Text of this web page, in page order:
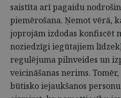
saistīta arī pagaidu
piemērošana. Ņemot vērā,
joprojām izdodas konfiscēt
noziedzīgi iegūtajiem
regulējuma pilnveides un
veicināšanas nerims.
būtisko iejaukšanos